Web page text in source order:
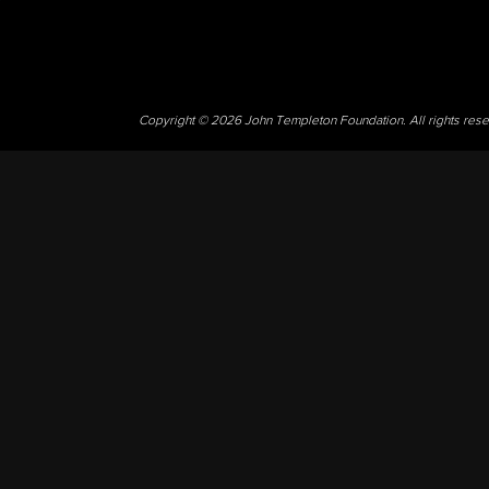
Copyright © 2026 John Templeton Foundation. All rights